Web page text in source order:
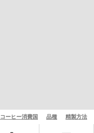
コーヒー消費国 品種 精製方法